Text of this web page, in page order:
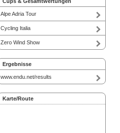
Alpe Adria Tour
Cycling Italia
Zero Wind Show
Ergebnisse
www.endu.net/results
Karte/Route